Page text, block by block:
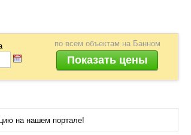
по всем объектам на Банном
на нашем портале!